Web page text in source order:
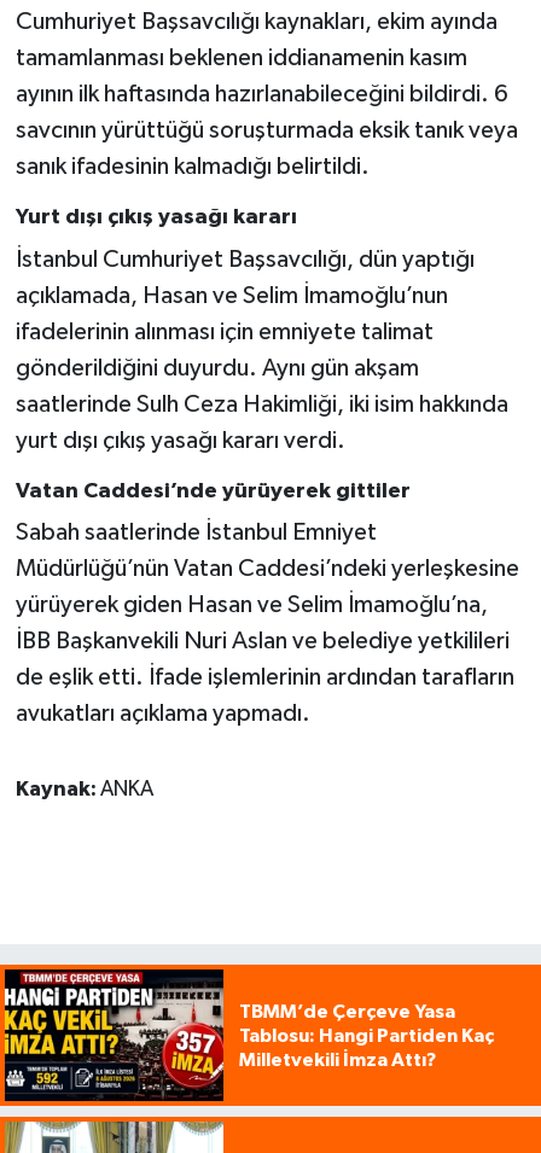
Cumhuriyet Başsavcılığı kaynakları, ekim ayında
tamamlanması beklenen iddianamenin kasım
ayının ilk haftasında hazırlanabileceğini bildirdi. 6
savcının yürüttüğü soruşturmada eksik tanık veya
sanık ifadesinin kalmadığı belirtildi.
Yurt dışı çıkış yasağı kararı
İstanbul Cumhuriyet Başsavcılığı, dün yaptığı
açıklamada, Hasan ve Selim İmamoğlu’nun
ifadelerinin alınması için emniyete talimat
gönderildiğini duyurdu. Aynı gün akşam
saatlerinde Sulh Ceza Hakimliği, iki isim hakkında
yurt dışı çıkış yasağı kararı verdi.
Vatan Caddesi’nde yürüyerek gittiler
Sabah saatlerinde İstanbul Emniyet
Müdürlüğü’nün Vatan Caddesi’ndeki yerleşkesine
yürüyerek giden Hasan ve Selim İmamoğlu’na,
İBB Başkanvekili Nuri Aslan ve belediye yetkilileri
de eşlik etti. İfade işlemlerinin ardından tarafların
avukatları açıklama yapmadı.
Kaynak: ANKA
TBMM’de Çerçeve Yasa
Tablosu: Hangi Partiden Kaç
Milletvekili İmza Attı?